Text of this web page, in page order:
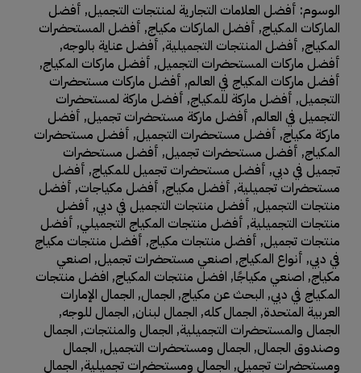
الوسوم: أفضل العلامات التجارية لمنتجات التجميل, أفضل
الماركات المكياج, أفضل الماركات مكياج, أفضل المستحضرات
المكياج, أفضل المنتجات التجميلية, أفضل عناية بالوجه,
أفضل ماركات المستحضرات التجميل, أفضل ماركات المكياج,
أفضل ماركات المكياج في العالم, أفضل ماركات مستحضرات
التجميل, أفضل ماركة للمكياج, أفضل ماركة لمستحضرات
التجميل في العالم, أفضل ماركة مستحضرات تجميل, أفضل
ماركة مكياج, أفضل مستحضرات التجميل, أفضل مستحضرات
المكياج, أفضل مستحضرات تجميل, أفضل مستحضرات
تجميل في دبي, أفضل مستحضرات تجميل للمكياج, أفضل
مستحضرات تجميلية, أفضل مكياج, أفضل مكياجات, أفضل
منتجات التجميل, أفضل منتجات التجميل في دبي, أفضل
منتجات التجميلية, أفضل منتجات المكياج التجميلي, أفضل
منتجات تجميل, أفضل منتجات مكياج, أفضل منتجات مكياج
في دبي, أنواع المكياج, اصنعي مستحضرات تجميل, اصنعي
مكياج, اصنعي مكياجًا, افضل منتجات المكياج, افضل منتجات
المكياج في دبي, البحث عن مكياج, الجمال, الجمال الإمارات
العربية المتحدة, الجمال كله, الجمال لبنان, الجمال للوجه,
الجمال والمستحضرات التجميلية, الجمال والمنتجات, الجمال
وصندوق الجمال, الجمال ومستحضرات التجميل, الجمال
ومستحضرات تجميل, الجمال ومستحضرات تجميلية, الجمال